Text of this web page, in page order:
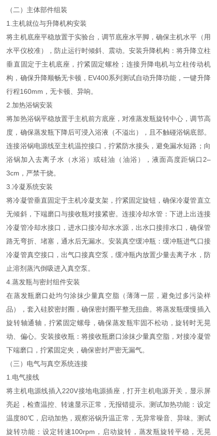
（二）主体部件组装
1.主机就位与升降机构安装
将主机底座平稳放置于实验台，调节底座水平脚，确保主机水平（用
水平仪校准），防止运行时倾斜、震动。安装升降机构：将升降立柱
垂直固定于主机底座，拧紧固定螺栓；连接升降电机与立柱传动机
构，确保升降顺畅无卡顿，EV400系列测试自动升降功能，一键升降
行程160mm，无卡顿、异响。
2.加热浴锅安装
将加热浴锅平稳放置于主机前方底座，对准蒸发瓶旋转中心，调节高
度，确保蒸发瓶下降后可浸入浴液（不溢出），且不触碰浴锅底部。
连接浴锅电源线至主机温控接口，拧紧防水接头，避免漏水短路；向
浴锅加入去离子水（水浴）或硅油（油浴），液面高度距锅口2–
3cm，严禁干烧。
3.冷凝系统安装
将冷凝管垂直固定于主机冷凝支架，拧紧固定旋钮，确保冷凝管直立
无倾斜，下端磨口与接收瓶对接紧密。连接冷却水管：下进上出连接
冷凝管冷却水接口，进水口接冷却水水源，出水口接排水口，确保管
路无弯折、堵塞，通水后无漏水。安装真空缓冲瓶：缓冲瓶进气口接
冷凝管真空接口，出气口接真空泵，缓冲瓶内放置少量去离子水，防
止溶剂蒸汽倒吸进入真空泵。
4.蒸发瓶与密封组件安装
在蒸发瓶磨口处均匀涂抹少量真空脂（薄薄一层，避免过多污染样
品），套入硅胶密封圈，确保密封圈平整无扭曲。将蒸发瓶缓慢插入
旋转轴通轴，拧紧固定螺母，确保蒸发瓶牢固不松动，旋转时无晃
动、偏心。安装接收瓶：将接收瓶磨口涂抹少量真空脂，对接冷凝管
下端磨口，拧紧固定夹，确保密封严密无漏气。
（三）电气与真空系统连接
1.电气接线
将主机电源线插入220V接地电源插座，打开主机电源开关，显示屏
亮起，检查温控、转速显示正常，无报错提示。测试加热功能：设定
温度80℃，启动加热，观察浴锅升温正常，无异常噪音、异味。测试
旋转功能：设定转速100rpm，启动旋转，蒸发瓶旋转平稳，无晃